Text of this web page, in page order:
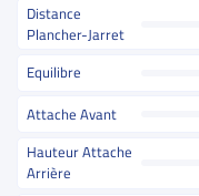
Distance
Plancher-Jarret
Equilibre
Attache Avant
Hauteur Attache
Arrière